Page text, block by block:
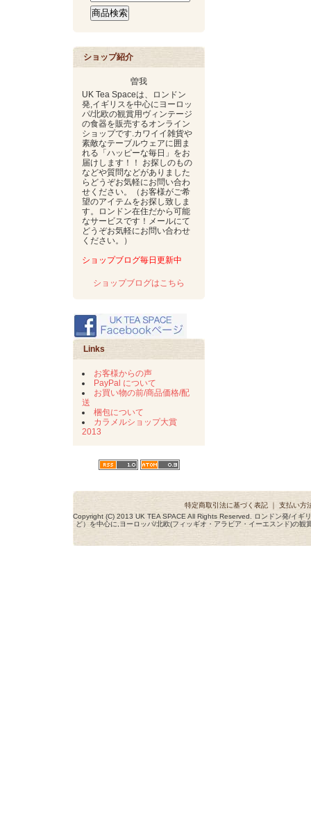
ショップ紹介
曽我
UK Tea Spaceは、ロンドン
発,イギリスを中心にヨーロッ
パ/北欧の観賞用ヴィンテージ
の食器を販売するオンライン
ショップです.カワイイ雑貨や
素敵なテーブルウェアに囲ま
れる「ハッピーな毎日」をお
届けします！！ お探しのもの
などや質問などがありました
らどうぞお気軽にお問い合わ
せください。（お客様がご希
望のアイテムをお探し致しま
す。ロンドン在住だから可能
なサービスです！メールにて
どうぞお気軽にお問い合わせ
ください。）
ショップブログ毎日更新中
ショップブログはこちら
Links
お客様からの声
PayPal について
お買い物の前/商品価格/配
送
梱包について
カラメルショップ大賞
2013
特定商取引法に基づく表記 ｜ 支払い方
Copyright (C) 2013 UK TEA SPACE All Rights Reserved. ロンドン発/イギ
ど）を中心に,ヨーロッパ/北欧(フィッギオ・アラビア・イーエスンド)の